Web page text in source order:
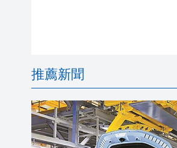
推薦新聞